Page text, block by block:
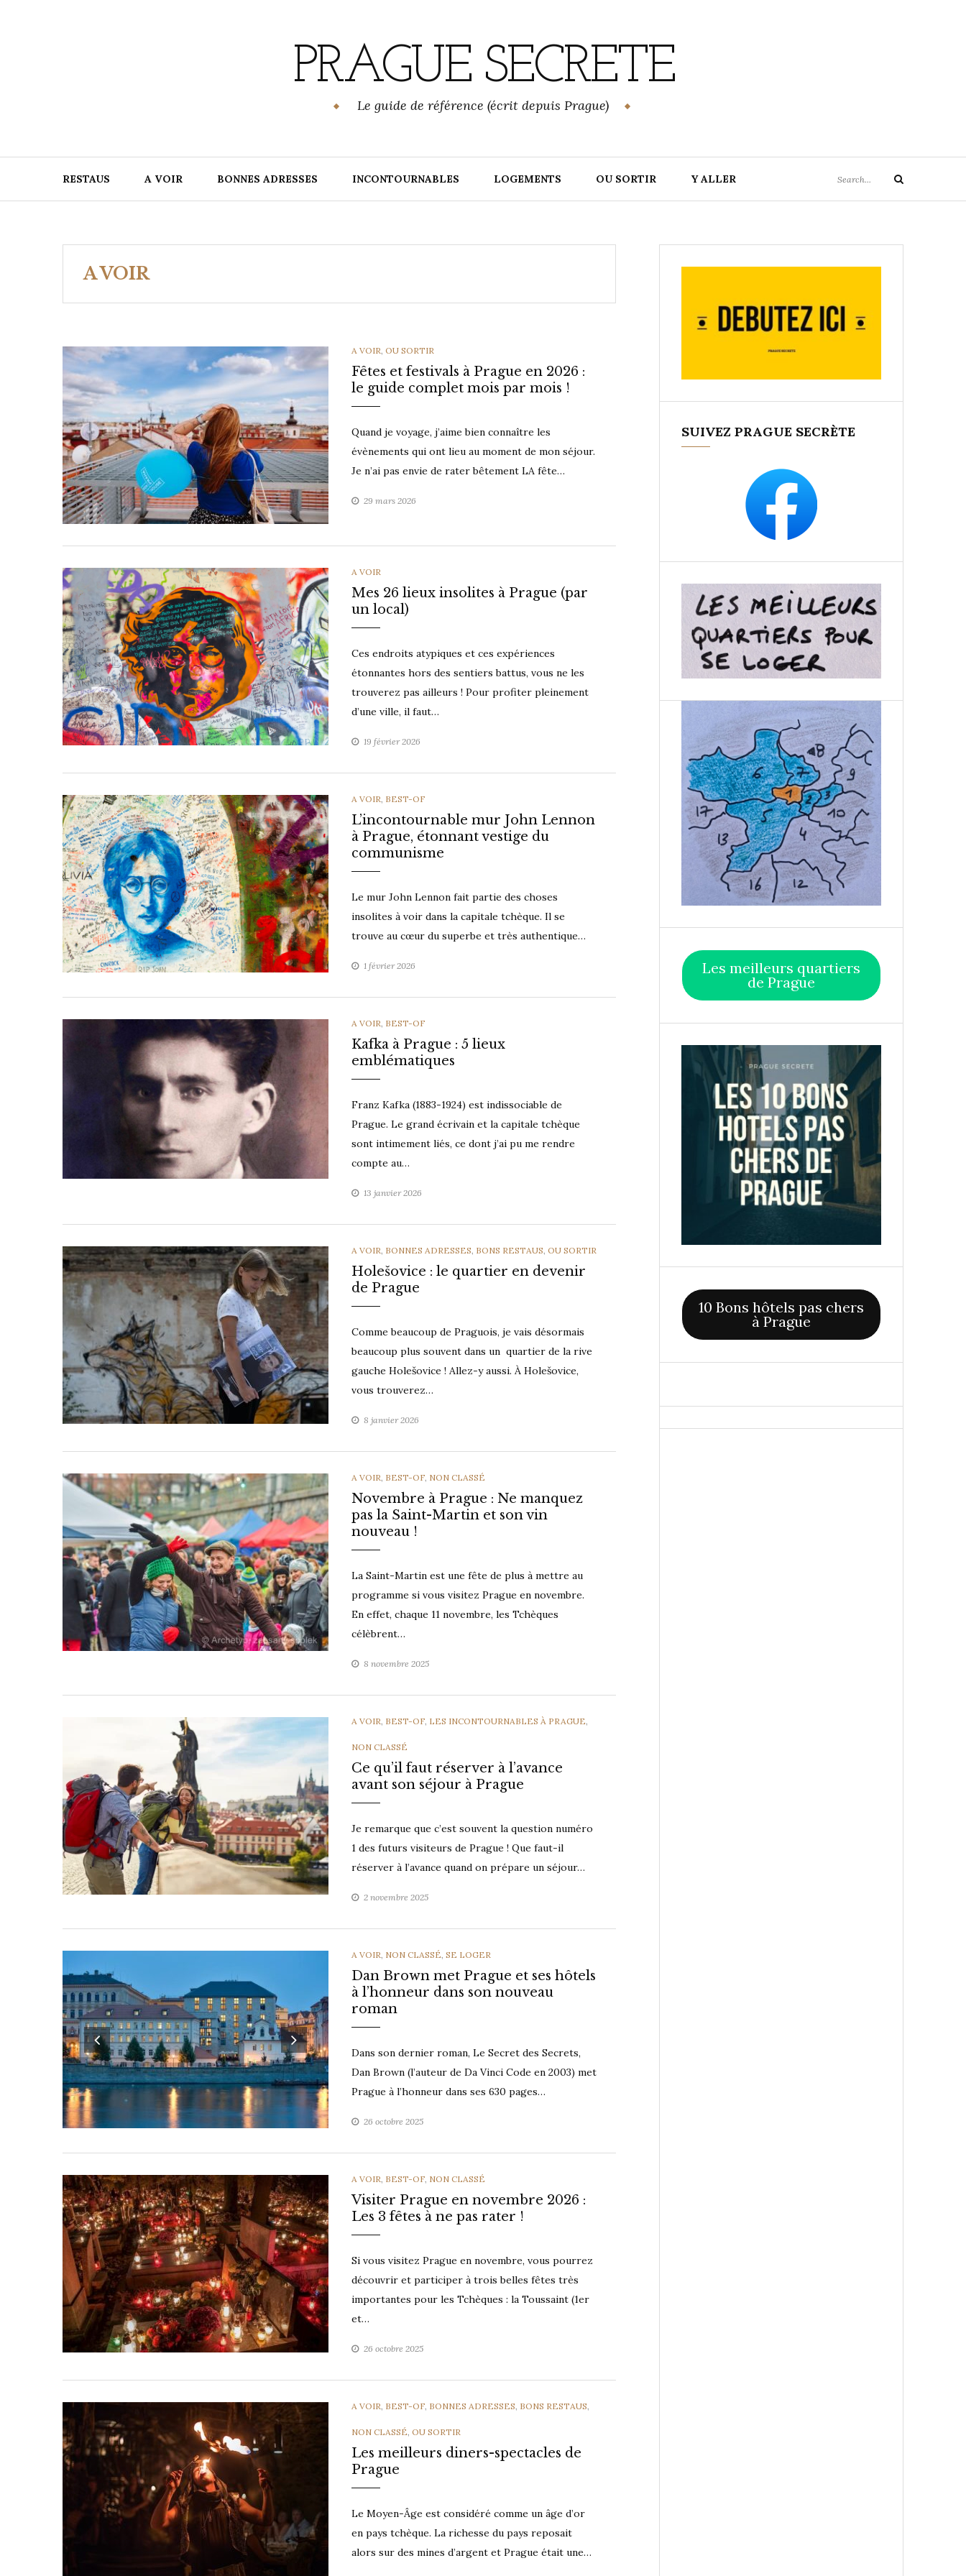
PRAGUE SECRETE
Le guide de référence (écrit depuis Prague)
RESTAUS A VOIR BONNES ADRESSES INCONTOURNABLES LOGEMENTS OU SORTIR Y ALLER
for:
Search
A VOIR
CATEGORIES
A VOIR, OU SORTIR
Fêtes et festivals à Prague en 2026 :
le guide complet mois par mois !
Quand je voyage, j’aime bien connaître les
évènements qui ont lieu au moment de mon séjour.
Je n’ai pas envie de rater bêtement LA fête…
29 mars 2026
CATEGORIES
A VOIR
Mes 26 lieux insolites à Prague (par
un local)
Ces endroits atypiques et ces expériences
étonnantes hors des sentiers battus, vous ne les
trouverez pas ailleurs ! Pour profiter pleinement
d’une ville, il faut…
19 février 2026
CATEGORIES
A VOIR, BEST-OF
L’incontournable mur John Lennon
à Prague, étonnant vestige du
communisme
Le mur John Lennon fait partie des choses
insolites à voir dans la capitale tchèque. Il se
trouve au cœur du superbe et très authentique…
1 février 2026
CATEGORIES
A VOIR, BEST-OF
Kafka à Prague : 5 lieux
emblématiques
Franz Kafka (1883-1924) est indissociable de
Prague. Le grand écrivain et la capitale tchèque
sont intimement liés, ce dont j’ai pu me rendre
compte au…
13 janvier 2026
CATEGORIES
A VOIR, BONNES ADRESSES, BONS RESTAUS, OU SORTIR
Holešovice : le quartier en devenir
de Prague
Comme beaucoup de Praguois, je vais désormais
beaucoup plus souvent dans un quartier de la rive
gauche Holešovice ! Allez-y aussi. À Holešovice,
vous trouverez…
8 janvier 2026
CATEGORIES
A VOIR, BEST-OF, NON CLASSÉ
Novembre à Prague : Ne manquez
pas la Saint-Martin et son vin
nouveau !
La Saint-Martin est une fête de plus à mettre au
programme si vous visitez Prague en novembre.
En effet, chaque 11 novembre, les Tchèques
célèbrent…
8 novembre 2025
CATEGORIES
A VOIR, BEST-OF, LES INCONTOURNABLES À PRAGUE,
NON CLASSÉ
Ce qu’il faut réserver à l’avance
avant son séjour à Prague
Je remarque que c’est souvent la question numéro
1 des futurs visiteurs de Prague ! Que faut-il
réserver à l’avance quand on prépare un séjour…
2 novembre 2025
CATEGORIES
A VOIR, NON CLASSÉ, SE LOGER
Dan Brown met Prague et ses hôtels
à l’honneur dans son nouveau
roman
Dans son dernier roman, Le Secret des Secrets,
Dan Brown (l’auteur de Da Vinci Code en 2003) met
Prague à l’honneur dans ses 630 pages…
26 octobre 2025
CATEGORIES
A VOIR, BEST-OF, NON CLASSÉ
Visiter Prague en novembre 2026 :
Les 3 fêtes à ne pas rater !
Si vous visitez Prague en novembre, vous pourrez
découvrir et participer à trois belles fêtes très
importantes pour les Tchèques : la Toussaint (1er
et…
26 octobre 2025
CATEGORIES
A VOIR, BEST-OF, BONNES ADRESSES, BONS RESTAUS,
NON CLASSÉ, OU SORTIR
Les meilleurs diners-spectacles de
Prague
Le Moyen-Âge est considéré comme un âge d’or
en pays tchèque. La richesse du pays reposait
alors sur des mines d’argent et Prague était une…
SUIVEZ PRAGUE SECRÈTE
Les meilleurs quartiers
de Prague
10 Bons hôtels pas chers
à Prague